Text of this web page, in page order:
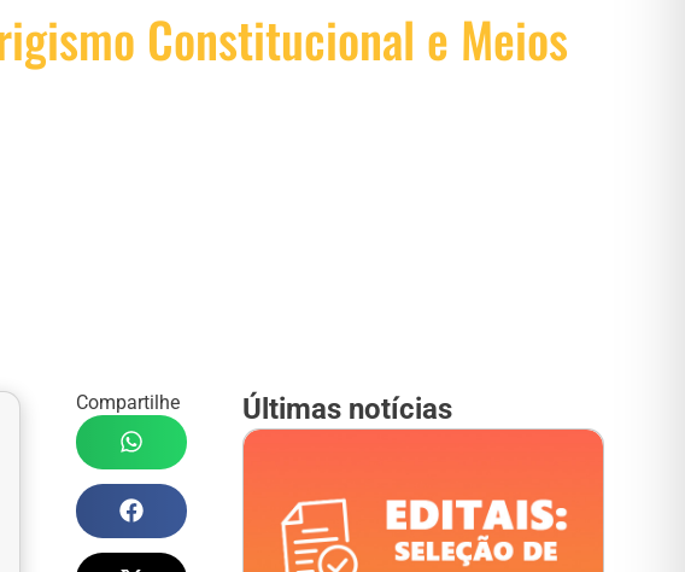
Constitucional e Meios
Compartilhe Últimas notícias